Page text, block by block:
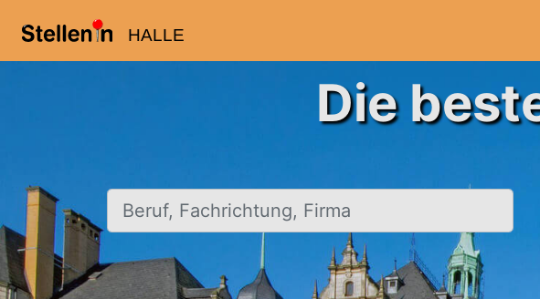
HALLE
Die
Beruf, Fachrichtung, Firma